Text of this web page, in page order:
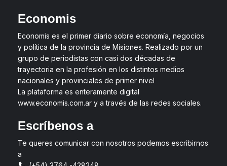
Economis
Economis es el primer diario sobre economía, negocios
y política de la provincia de Misiones. Realizado por un
grupo de periodistas con casi dos décadas de
trayectoria en la profesión en los distintos medios
nacionales y provinciales de primer nivel
La plataforma es enteramente digital
www.economis.com.ar y a través de las redes sociales.
Escríbenos a
Te queres comunicar con nosotros podemos escribirnos
a